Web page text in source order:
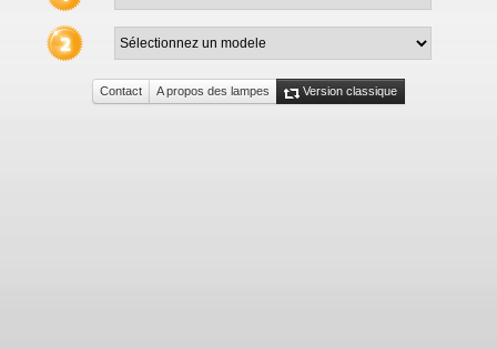
Contact A propos des lampes Version classique